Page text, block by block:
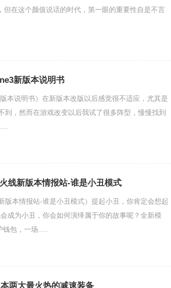
在这个颜值说话的时代，第一眼的重要性自是不言
新版本说明书
本说明书）在新版本改版以后感觉很不适应，尤其是
，然而在游戏改变以后我试了很多阵型，慢慢找到
线新版本情报站-谁是小丑模式
版本情报站-谁是小丑模式）提起小丑，你肯定会想起
成为小丑，你会如何演绎属于你的故事呢？全新模
包，一场.....
两大最火热的减速装备